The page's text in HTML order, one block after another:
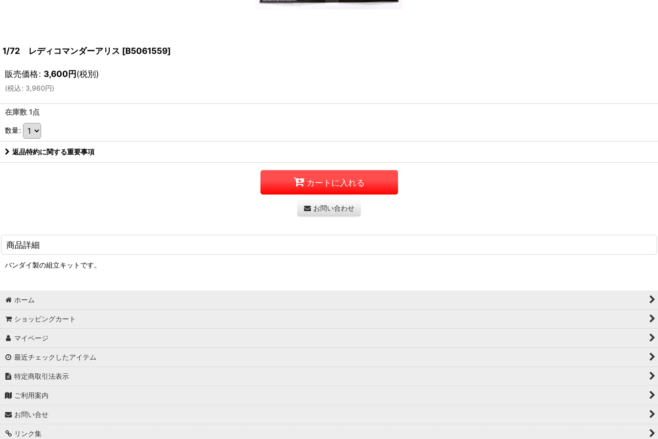
1/72 レディコマンダーアリス [B5061559]
販売価格: 3,600円(税別)
(税込: 3,960円)
在庫数 1点
数量:
返品特約に関する重要事項
カートに入れる
お問い合わせ
商品詳細
バンダイ製の組立キットです。
ホーム
ショッピングカート
マイページ
最近チェックしたアイテム
特定商取引法表示
ご利用案内
お問い合せ
リンク集